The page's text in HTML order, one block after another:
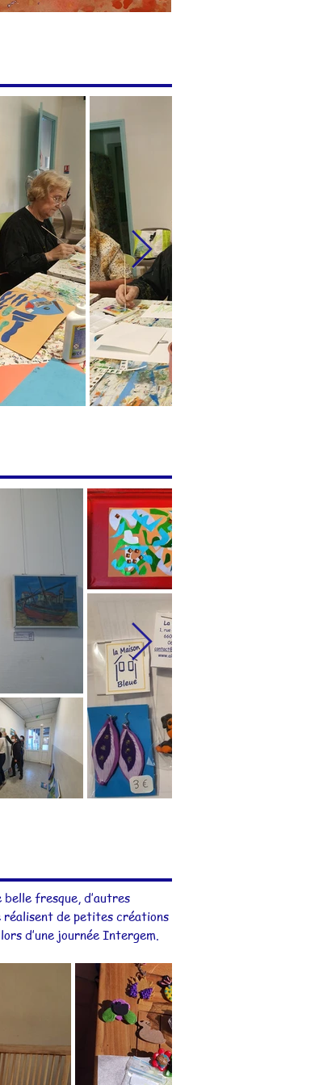
fresque, d’autres
réalisent de petites créations
d’une journée Intergem.